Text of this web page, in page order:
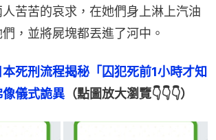
苦苦的哀求，在她們身上淋上汽油
，並將屍塊都丟進了河中。
本死刑流程揭秘「囚犯死前1小時才知
儀式詭異 （點圖放大瀏覽👇👇👇）